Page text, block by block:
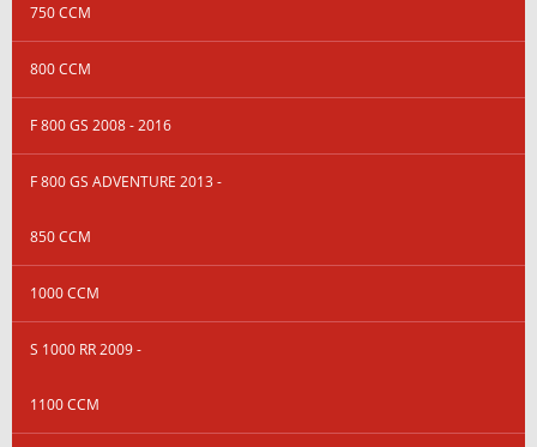
750 CCM
800 CCM
F 800 GS 2008 - 2016
F 800 GS ADVENTURE 2013 -
850 CCM
1000 CCM
S 1000 RR 2009 -
1100 CCM